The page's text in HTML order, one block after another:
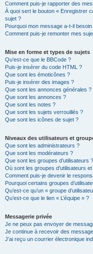
Comment puis-je rapporter des
À quoi sert le bouton « Enregistrer
sujet ?
Pourquoi mon message a-t-il besoin
Comment puis-je remonter mes
Mise en forme et types de sujets
Qu’est-ce que le BBCode ?
Puis-je insérer du code HTML ?
Que sont les émoticônes ?
Puis-je insérer des images ?
Que sont les annonces générales ?
Que sont les annonces ?
Que sont les notes ?
Que sont les sujets verrouillés ?
Que sont les icônes de sujet ?
Niveaux des utilisateurs et
Que sont les administrateurs ?
Que sont les modérateurs ?
Que sont les groupes d’utilisateurs ?
Où sont les groupes d’utilisateurs
Comment puis-je devenir le
Pourquoi certains groupes
Qu’est-ce qu’un « groupe
Qu’est-ce que le lien « L’équipe » ?
Messagerie privée
Je ne peux pas envoyer de
Je continue à recevoir des
J’ai reçu un courrier électronique